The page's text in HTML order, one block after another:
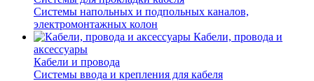
Системы напольных и подпольных каналов,
электромонтажных колон
Кабели, провода и
аксессуары
Кабели и провода
Системы ввода и крепления для кабеля